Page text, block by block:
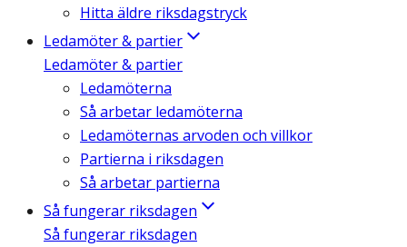
Hitta äldre riksdagstryck
Ledamöter & partier
Ledamöter & partier
Ledamöterna
Så arbetar ledamöterna
Ledamöternas arvoden och villkor
Partierna i riksdagen
Så arbetar partierna
Så fungerar riksdagen
Så fungerar riksdagen